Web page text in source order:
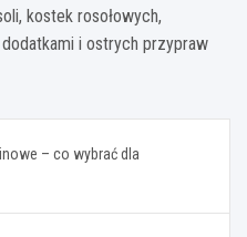
kostek rosołowych,
i ostrych przypraw
– co wybrać dla